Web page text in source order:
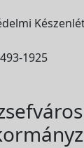
1925